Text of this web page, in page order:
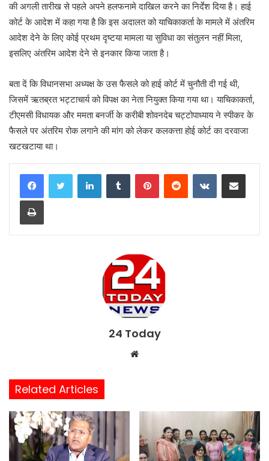
की अगली तारीख से पहले अपने हलफनामे दाखिल करने का निर्देश दिया है। हाई
कोर्ट के आदेश में कहा गया है कि इस अदालत को याचिकाकर्ता के मामले में अंतरिम
आदेश देने के लिए कोई प्रथम दृष्टया मामला या सुविधा का संतुलन नहीं मिला,
इसलिए अंतरिम आदेश देने से इनकार किया जाता है।
बता दें कि विधानसभा अध्यक्ष के उस फैसले को हाई कोर्ट में चुनौती दी गई थी,
जिसमें ऋतब्रत भट्टाचार्य को विपक्ष का नेता नियुक्त किया गया था। याचिकाकर्ता,
टीएमसी विधायक और ममता बनर्जी के करीबी शोवनदेब चट्टोपाध्याय ने स्पीकर के
फैसले पर अंतरिम रोक लगाने की मांग को लेकर कलकत्ता होई कोर्ट का दरवाजा
खटखटाया था।
24 Today
i
e
Related Articles